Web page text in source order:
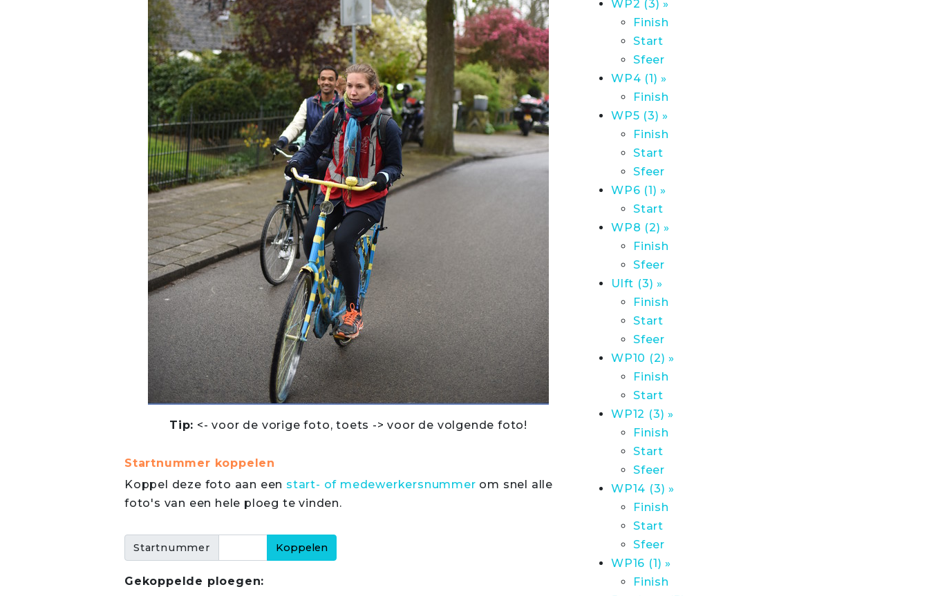
Tip: <- voor de vorige foto, toets -> voor de volgende foto!
Startnummer koppelen
Koppel deze foto aan een start- of medewerkersnummer om snel alle
foto's van een hele ploeg te vinden.
Startnummer
Gekoppelde ploegen:
WP2 (3) »
Finish
Start
Sfeer
WP4 (1) »
Finish
WP5 (3) »
Finish
Start
Sfeer
WP6 (1) »
Start
WP8 (2) »
Finish
Sfeer
Ulft (3) »
Finish
Start
Sfeer
WP10 (2) »
Finish
Start
WP12 (3) »
Finish
Start
Sfeer
WP14 (3) »
Finish
Start
Sfeer
WP16 (1) »
Finish